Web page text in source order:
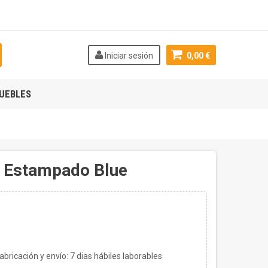
0,00 €
Iniciar sesión
Blue
y envío: 7dias hábiles laborables